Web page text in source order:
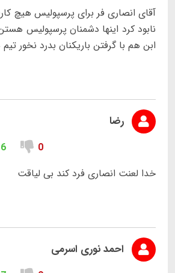
آقای انصاری فر برای پرسپولیس هیچ
نابود کرد اینها دشمنان پرسپولیس
ابن هم با گرفتن باریکنان بدرد نخور
رضا
0
6
خدا لعنت انصاری فرد کند بی لیاقت
احمد نوری اسرمی